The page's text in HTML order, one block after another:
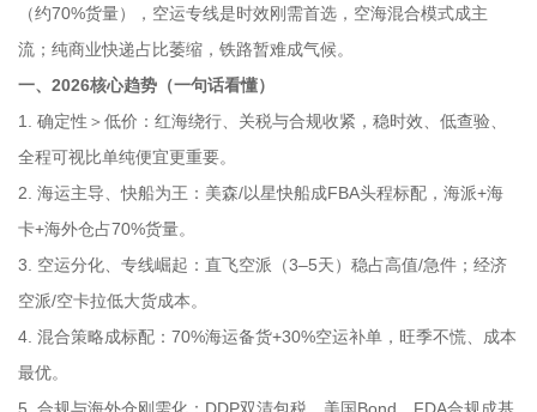
（约70%货量），空运专线是时效刚需首选，空海混合模式成主
流；纯商业快递占比萎缩，铁路暂难成气候。
一、2026核心趋势（一句话看懂）
1. 确定性＞低价：红海绕行、关税与合规收紧，稳时效、低查验、
全程可视比单纯便宜更重要。
2. 海运主导、快船为王：美森/以星快船成FBA头程标配，海派+海
卡+海外仓占70%货量。
3. 空运分化、专线崛起：直飞空派（3–5天）稳占高值/急件；经济
空派/空卡拉低大货成本。
4. 混合策略成标配：70%海运备货+30%空运补单，旺季不慌、成本
最优。